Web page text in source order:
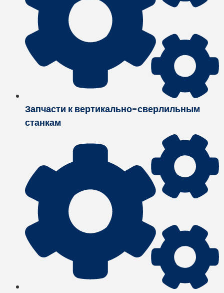
Запчасти к вертикально-сверлильным
станкам